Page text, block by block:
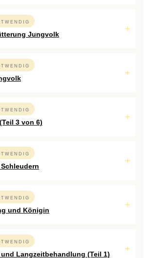
Jungvolk
3 von 6)
und Königin
Langzeitbehandlung (Teil 1)